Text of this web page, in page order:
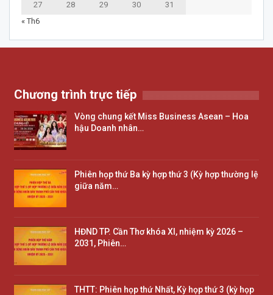
27 28 29 30
31
« Th6
Chương trình trực tiếp
Vòng chung kết Miss Business Asean – Hoa
hậu Doanh nhân…
Phiên họp thứ Ba kỳ hợp thứ 3 (Kỳ hợp thường lệ
giữa năm…
HĐND TP. Cần Thơ khóa XI, nhiệm kỳ 2026 –
2031, Phiên…
THTT: Phiên họp thứ Nhất, Kỳ họp thứ 3 (kỳ họp